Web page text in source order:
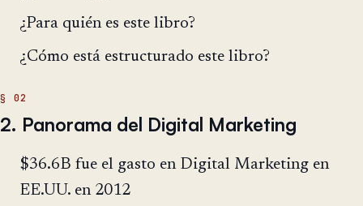
¿Para quién es este libro?
¿Cómo está estructurado este libro?
2. Panorama del Digital Marketing
$36.6B fue el gasto en Digital Marketing en
EE.UU. en 2012